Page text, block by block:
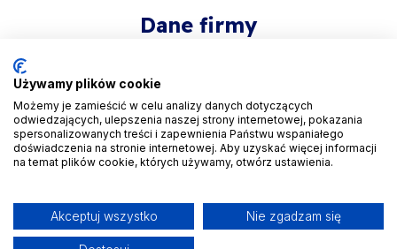
Dane firmy
ul. Bolkowska 2D
01-466 Warszawa
KRS 0001048558
REGON 525935069
NIP 5223265608
Używamy plików cookie
Możemy je zamieścić w celu analizy danych dotyczących
odwiedzających, ulepszenia naszej strony internetowej, pokazania
spersonalizowanych treści i zapewnienia Państwu wspaniałego
doświadczenia na stronie internetowej. Aby uzyskać więcej informacji
na temat plików cookie, których używamy, otwórz ustawienia.
Akceptuj wszystko Nie zgadzam się